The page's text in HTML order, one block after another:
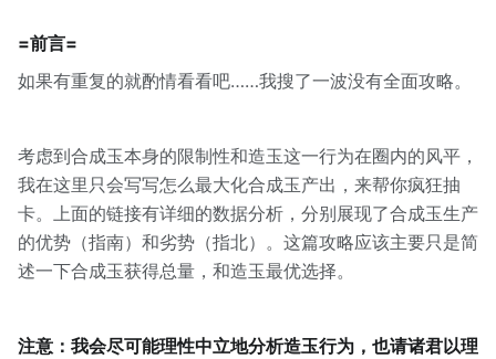
=前言=
如果有重复的就酌情看看吧……我搜了一波没有全面攻略。
考虑到合成玉本身的限制性和造玉这一行为在圈内的风平，
我在这里只会写写怎么最大化合成玉产出，来帮你疯狂抽
卡。上面的链接有详细的数据分析，分别展现了合成玉生产
的优势（指南）和劣势（指北）。这篇攻略应该主要只是简
述一下合成玉获得总量，和造玉最优选择。
注意：我会尽可能理性中立地分析造玉行为，也请诸君以理